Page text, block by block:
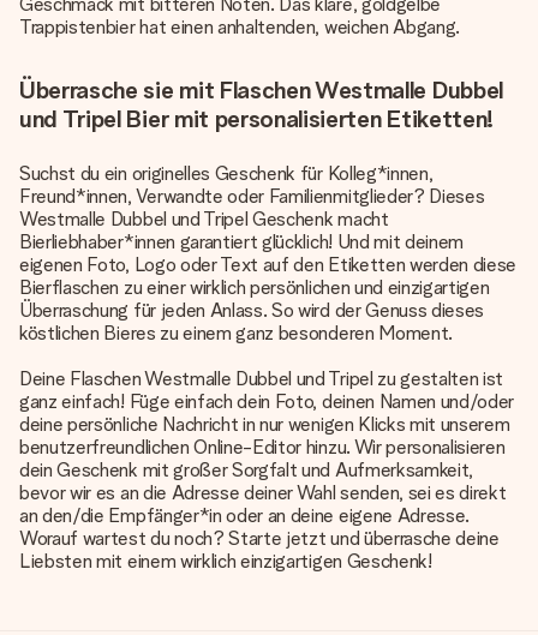
Trappistenbier hat einen anhaltenden, weichen Abgang.
Überrasche sie mit Flaschen Westmalle Dubbel
und Tripel Bier mit personalisierten Etiketten!
Suchst du ein originelles Geschenk für Kolleg*innen,
Freund*innen, Verwandte oder Familienmitglieder? Dieses
Westmalle Dubbel und Tripel Geschenk macht
Bierliebhaber*innen garantiert glücklich! Und mit deinem
eigenen Foto, Logo oder Text auf den Etiketten werden diese
Bierflaschen zu einer wirklich persönlichen und einzigartigen
Überraschung für jeden Anlass. So wird der Genuss dieses
köstlichen Bieres zu einem ganz besonderen Moment.
Deine Flaschen Westmalle Dubbel und Tripel zu gestalten ist
ganz einfach! Füge einfach dein Foto, deinen Namen und/oder
deine persönliche Nachricht in nur wenigen Klicks mit unserem
benutzerfreundlichen Online-Editor hinzu. Wir personalisieren
dein Geschenk mit großer Sorgfalt und Aufmerksamkeit,
bevor wir es an die Adresse deiner Wahl senden, sei es direkt
an den/die Empfänger*in oder an deine eigene Adresse.
Worauf wartest du noch? Starte jetzt und überrasche deine
Liebsten mit einem wirklich einzigartigen Geschenk!